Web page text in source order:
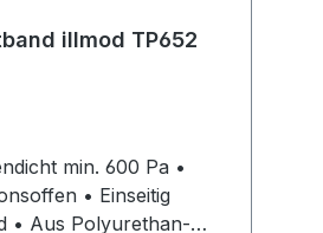
illmod TP652
min. 600 Pa •
• Einseitig